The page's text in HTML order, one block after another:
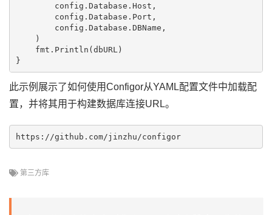
        config.Database.Host,
        config.Database.Port,
        config.Database.DBName,
    )
    fmt.Println(dbURL)
此示例展示了如何使用Configor从YAML配置文件中加载配
置，并将其用于构建数据库连接URL。
https://github.com/jinzhu/configor
第三方库